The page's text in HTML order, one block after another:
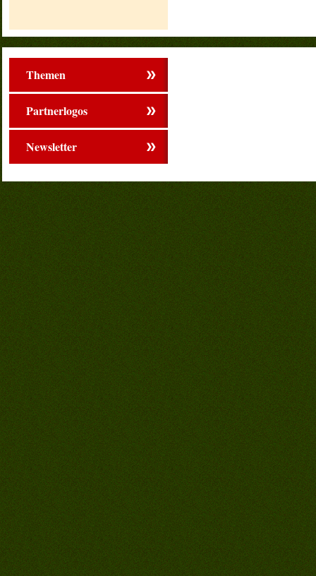
Themen
Partnerlogos
Newsletter